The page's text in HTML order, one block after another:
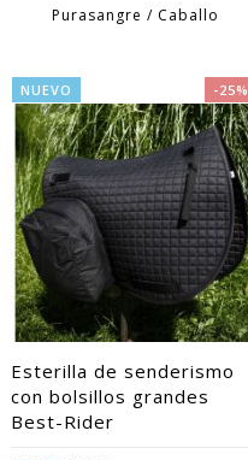
Purasangre / Caballo
NUEVO -25%
Esterilla de senderismo
con bolsillos grandes
Best-Rider